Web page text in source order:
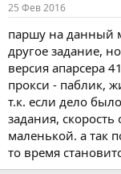
25 Фев 2016
паршу на данный
другое задание,
версия апарсера
прокси - паблик,
т.к. если дело
задания, скорость
маленькой. а так
то время